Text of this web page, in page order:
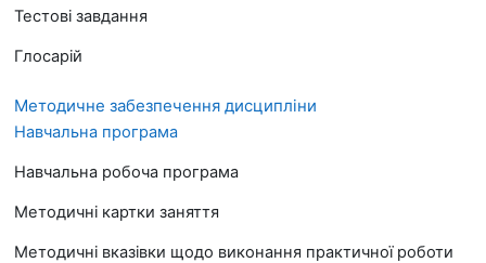
Тестові завдання
Глосарій
Методичне забезпечення дисципліни
Навчальна програма
Навчальна робоча програма
Методичні картки заняття
Методичні вказівки щодо виконання практичної роботи